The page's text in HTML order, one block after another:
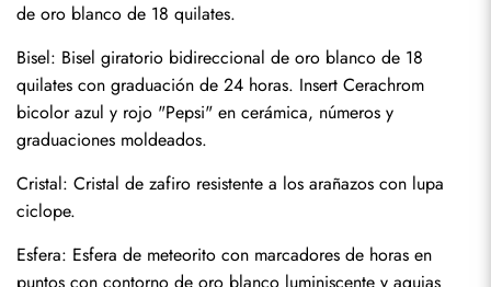
de oro blanco de 18 quilates.
Bisel: Bisel giratorio bidireccional de oro blanco de 18
quilates con graduación de 24 horas. Insert Cerachrom
bicolor azul y rojo "Pepsi" en cerámica, números y
graduaciones moldeados.
Cristal: Cristal de zafiro resistente a los arañazos con lupa
ciclope.
Esfera: Esfera de meteorito con marcadores de horas en